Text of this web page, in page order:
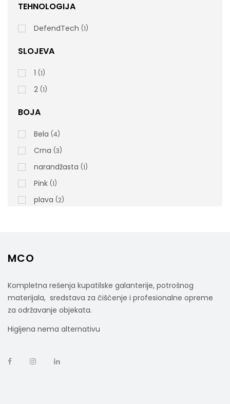
cena bez PDV-a
Šifra artikla: N82
Nitril Rukavice FULL GRIP Bez Pudera 50/1 –
TEHNOLOGIJA
DefendTech 1
SLOJEVA
1 1
2 1
BOJA
Bela 4
Crna 3
narandžasta 1
Pink 1
plava 2
MCO
Kompletna rešenja kupatilske galanterije, potrošnog
materijala, sredstava za čišćenje i profesionalne opreme
za održavanje objekata.
Higijena nema alternativu